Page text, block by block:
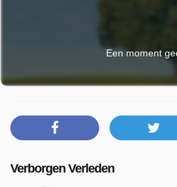
Een moment
Verborgen Verleden